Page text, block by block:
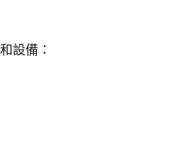
設備：